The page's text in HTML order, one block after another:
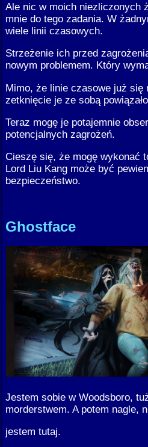
Ale nic w moich niezliczonych
mnie do tego zadania. W
wiele linii czasowych.
Strzeżenie ich przed
nowym problemem. Który
Mimo, że linie czasowe już się
zetknięcie je ze sobą
Teraz mogę je potajemnie
potencjalnych zagrożeń.
Cieszę się, że mogę wykonać
Lord Liu Kang może być
bezpieczeństwo.
Ghostface
Jestem sobie w Woodsboro,
morderstwem. A potem nagle,
jestem tutaj.